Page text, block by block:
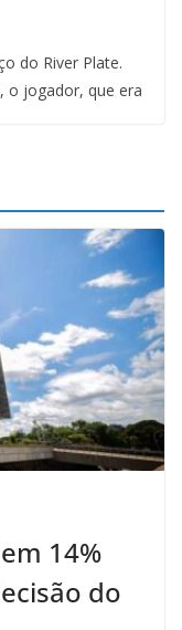
do River Plate.
o jogador, que era
14%
do